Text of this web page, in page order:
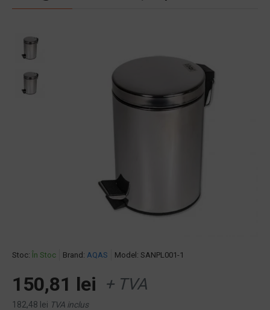
Stoc: În Stoc Brand: AQAS Model: SANPL001-1
150,81 lei + TVA
182,48 lei TVA inclus